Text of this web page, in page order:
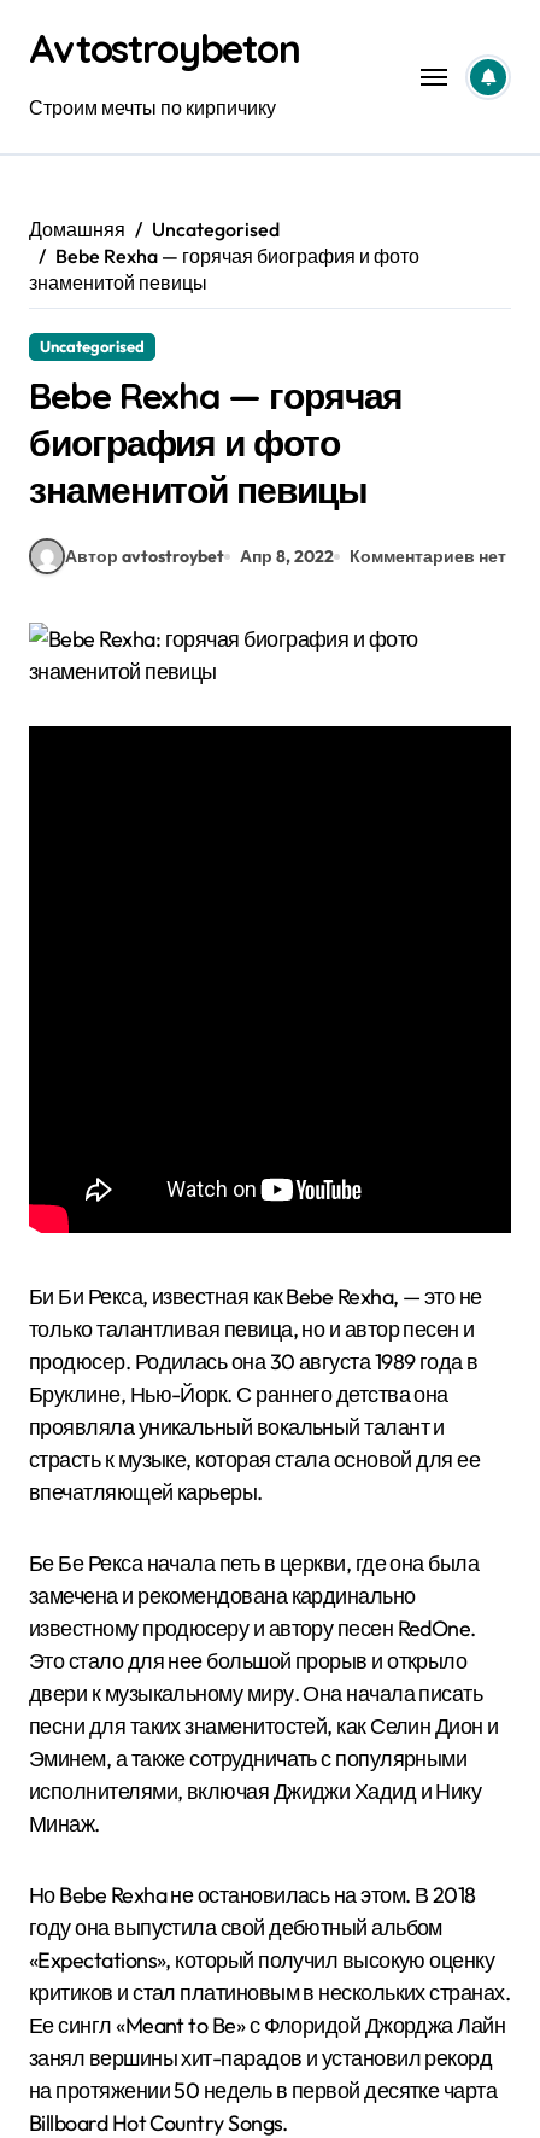
содержанию
Avtostroybeton
Строим мечты по кирпичику
Домашняя
Uncategorised
Bebe Rexha — горячая биография и фото
знаменитой певицы
Uncategorised
Bebe Rexha — горячая
биография и фото
знаменитой певицы
Автор avtostroybet Апр 8, 2022 Комментариев нет
Би Би Рекса, известная как Bebe Rexha, — это не
только талантливая певица, но и автор песен и
продюсер. Родилась она 30 августа 1989 года в
Бруклине, Нью-Йорк. С раннего детства она
проявляла уникальный вокальный талант и
страсть к музыке, которая стала основой для ее
впечатляющей карьеры.
Бе Бе Рекса начала петь в церкви, где она была
замечена и рекомендована кардинально
известному продюсеру и автору песен RedOne.
Это стало для нее большой прорыв и открыло
двери к музыкальному миру. Она начала писать
песни для таких знаменитостей, как Селин Дион и
Эминем, а также сотрудничать с популярными
исполнителями, включая Джиджи Хадид и Нику
Минаж.
Но Bebe Rexha не остановилась на этом. В 2018
году она выпустила свой дебютный альбом
«Expectations», который получил высокую оценку
критиков и стал платиновым в нескольких странах.
Ее сингл «Meant to Be» с Флоридой Джорджа Лайн
занял вершины хит-парадов и установил рекорд
на протяжении 50 недель в первой десятке чарта
Billboard Hot Country Songs.